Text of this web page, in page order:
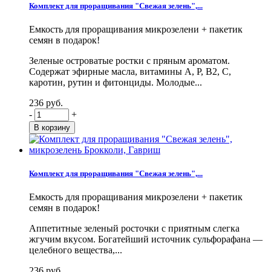
Комплект для проращивания "Свежая зелень",...
Емкость для проращивания микрозелени + пакетик
семян в подарок!
Зеленые островатые ростки с пряным ароматом.
Содержат эфирные масла, витамины А, Р, В2, С,
каротин, рутин и фитонциды. Молодые...
236 руб.
-
+
Комплект для проращивания "Свежая зелень",...
Емкость для проращивания микрозелени + пакетик
семян в подарок!
Аппетитные зеленый росточки с приятным слегка
жгучим вкусом. Богатейший источник сульфорафана —
целебного вещества,...